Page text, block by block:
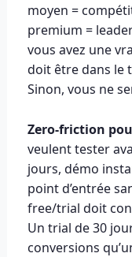
moyen =
premium =
vous avez une
doit être dans le
Sinon, vous ne
Zero-friction
veulent tester
jours, démo
point d’entrée
free/trial doit
Un trial de 30
conversions